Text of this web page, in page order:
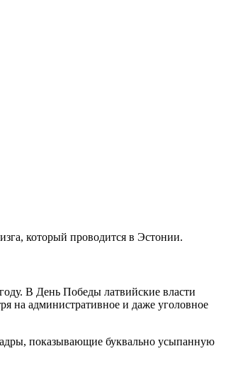
который проводится в Эстонии.
В День Победы латвийские власти
на административное и даже уголовное
показывающие буквально усыпанную